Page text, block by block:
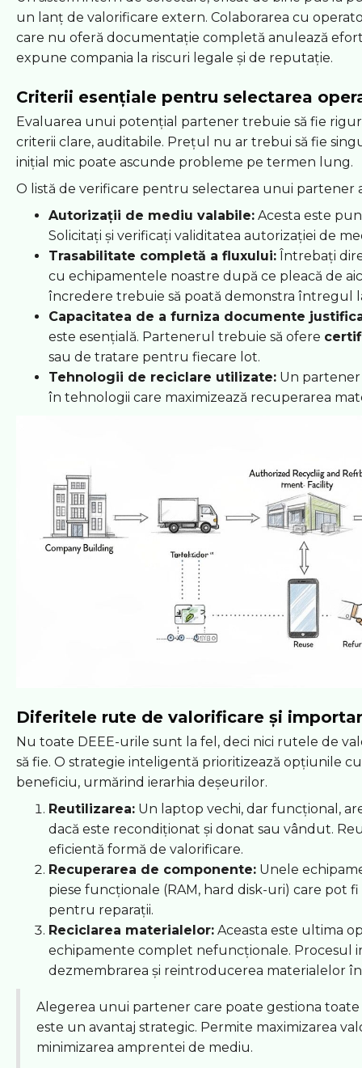
un lanț de valorificare extern. Colaborarea cu
care nu oferă documentație completă anulează
expune compania la riscuri legale și de reputație.
Criterii esențiale pentru selectarea
Evaluarea unui potențial partener trebuie să fie
criterii clare, auditabile. Prețul nu ar trebui să fie
inițial mic poate ascunde probleme pe termen lung.
O listă de verificare pentru selectarea unui partener
Autorizații de mediu valabile: Acesta este
Solicitați și verificați validitatea autorizației de
Trasabilitate completă a fluxului: Întrebați
cu echipamentele noastre după ce pleacă de
încredere trebuie să poată demonstra întregul
Capacitatea de a furniza documente
este esențială. Partenerul trebuie să ofere
sau de tratare pentru fiecare lot.
Tehnologii de reciclare utilizate: Un
în tehnologii care maximizează recuperarea
Diferitele rute de valorificare și
Nu toate DEEE-urile sunt la fel, deci nici rutele de
să fie. O strategie inteligentă prioritizează opțiunile
beneficiu, urmărind ierarhia deșeurilor.
Reutilizarea: Un laptop vechi, dar funcțional,
dacă este recondiționat și donat sau vândut.
eficientă formă de valorificare.
Recuperarea de componente: Unele
piese funcționale (RAM, hard disk-uri) care pot fi
pentru reparații.
Reciclarea materialelor: Aceasta este ultima
echipamente complet nefuncționale. Procesul
dezmembrarea și reintroducerea materialelor
Alegerea unui partener care poate gestiona
este un avantaj strategic. Permite maximizarea
minimizarea amprentei de mediu.